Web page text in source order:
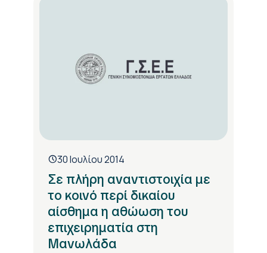
30 Ιουλίου 2014
Σε πλήρη αναντιστοιχία με
το κοινό περί δικαίου
αίσθημα η αθώωση του
επιχειρηματία στη
Μανωλάδα